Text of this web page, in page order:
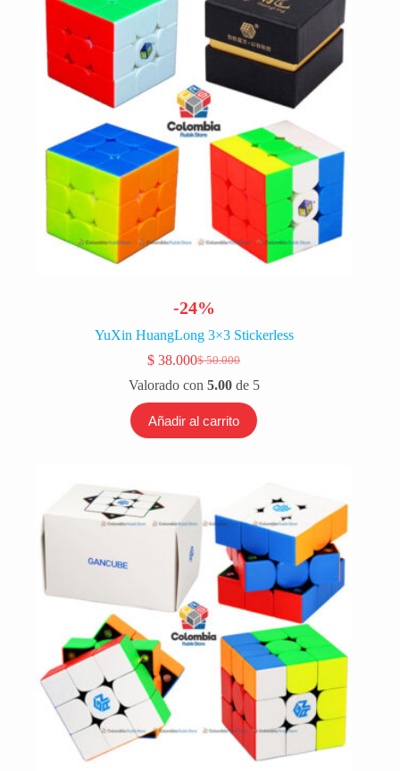
-24%
YuXin HuangLong 3×3 Stickerless
$50.000
El
precio
original
era:
$ 38.000El
precio
actual
es:
Valorado con 5.00de 5
Añadir al carrito